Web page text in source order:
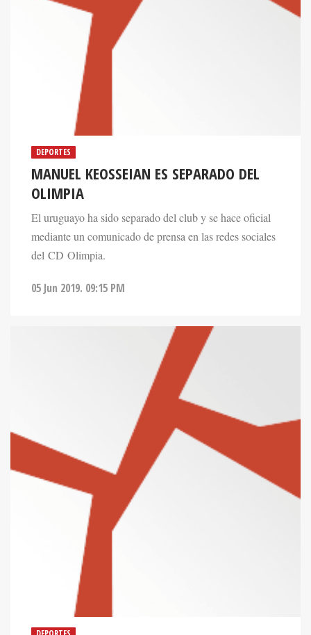
DEPORTES
MANUEL KEOSSEIAN ES SEPARADO DEL
OLIMPIA
El uruguayo ha sido separado del club y se hace oficial
mediante un comunicado de prensa en las redes sociales
del CD Olimpia.
05 Jun 2019. 09:15 PM